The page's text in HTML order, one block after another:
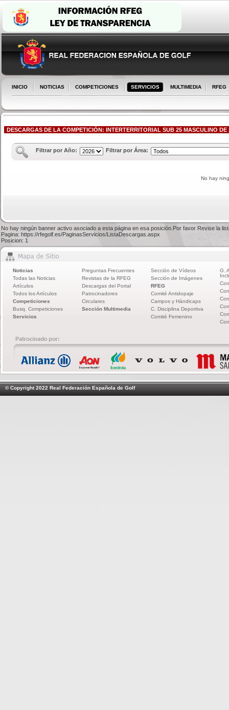
INICIO NOTICIAS COMPETICIONES SERVICIOS MULTIMEDIA RFEG
DESCARGAS DE LA COMPETICIÓN: INTERTERRITORIAL SUB 25 MASCULINO DE
Filtrar por Año: Filtrar por Área:
No hay
No hay ningún banner activo asociado a esta página en esa posición.Por favor Revise la
Pagina: https://rfegolf.es/PaginasServicios/ListaDescargas.aspx
Posicion: 1
Noticias
Todas las Noticias
Artículos
Todos los Artículos
Competiciones
Busq. Competiciones
Servicios
Preguntas Frecuentes
Revistas de la RFEG
Descargas del Portal
Patrocinadores
Circulares
Sección Multimedia
Sección de Vídeos
Sección de Imágenes
RFEG
Comité Antidopaje
Campos y Hándicaps
C. Disciplina Deportiva
Comité Femenino
G.
© Copyright 2022 Real Federación Española de Golf